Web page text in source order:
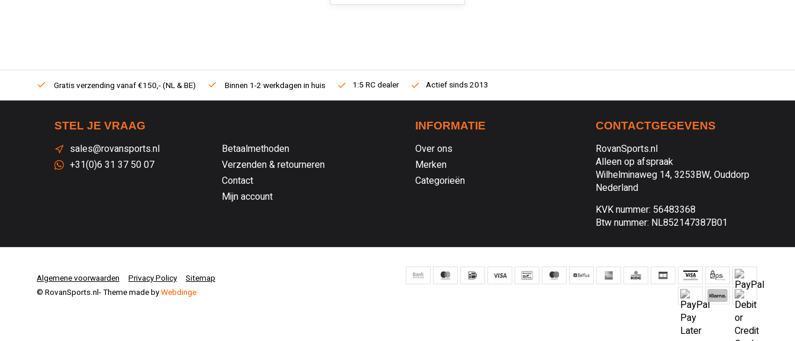
Gratis verzending vanaf €150,- (NL & BE) Binnen 1-2 werkdagen in huis 1:5 RC dealer Actief sinds 2013
STEL JE VRAAG
sales@rovansports.nl
+31(0)6 31 37 50 07
Betaalmethoden
Verzenden & retourneren
Contact
Mijn account
INFORMATIE
Over ons
Merken
Categorieën
CONTACTGEGEVENS
RovanSports.nl
Alleen op afspraak
Wilhelminaweg 14, 3253BW, Ouddorp
Nederland
KVK nummer: 56483368
Btw nummer: NL852147387B01
Algemene voorwaarden Privacy Policy
Sitemap
© RovanSports.nl- Theme made byWebdinge